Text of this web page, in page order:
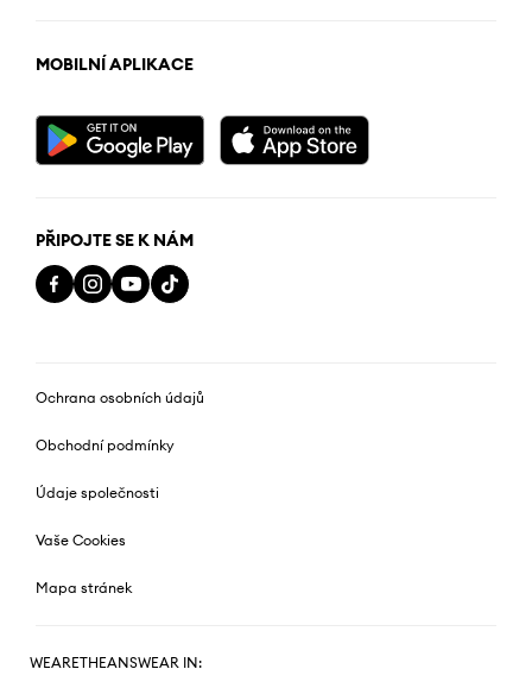
MOBILNÍ APLIKACE
PŘIPOJTE SE K NÁM
Ochrana osobních údajů
Obchodní podmínky
Údaje společnosti
Vaše Cookies
Mapa stránek
WEARETHEANSWEAR IN: